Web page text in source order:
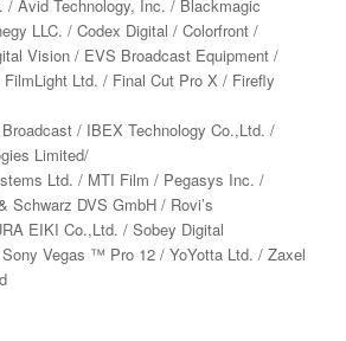
/ Avid Technology, Inc. / Blackmagic
LLC. / Codex Digital / Colorfront /
Vision / EVS Broadcast Equipment /
Ltd. / Final Cut Pro X / Firefly
/ IBEX Technology Co.,Ltd. /
Limited/
Ltd. / MTI Film / Pegasys Inc. /
Schwarz DVS GmbH / Rovi’s
EIKI Co.,Ltd. / Sobey Digital
Vegas ™ Pro 12 / YoYotta Ltd. / Zaxel